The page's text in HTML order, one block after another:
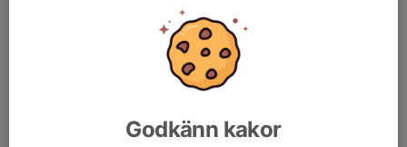
Godkänn kakor